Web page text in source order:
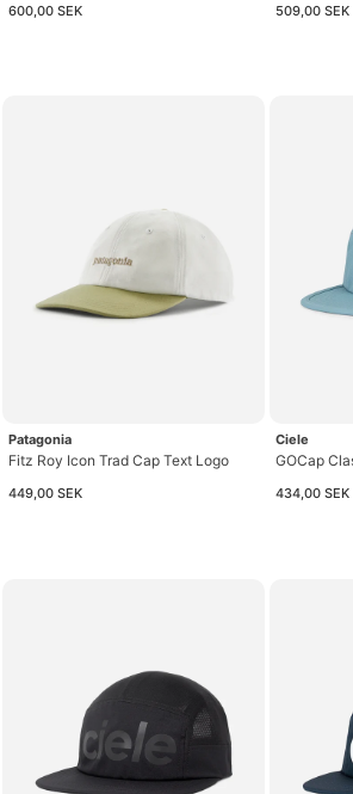
600,00 SEK 509,00 SEK
Patagonia
Fitz Roy Icon Trad Cap Text Logo
449,00 SEK
Ciele
GOCap
434,00 SEK